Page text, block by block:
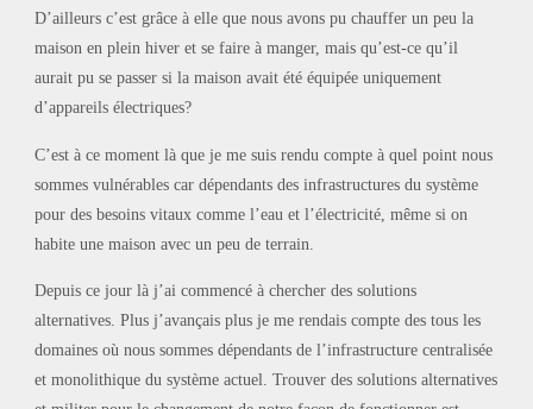
D’ailleurs c’est grâce à elle que nous avons pu chauffer un peu la
maison en plein hiver et se faire à manger, mais qu’est-ce qu’il
aurait pu se passer si la maison avait été équipée uniquement
d’appareils électriques?
C’est à ce moment là que je me suis rendu compte à quel point nous
sommes vulnérables car dépendants des infrastructures du système
pour des besoins vitaux comme l’eau et l’électricité, même si on
habite une maison avec un peu de terrain.
Depuis ce jour là j’ai commencé à chercher des solutions
alternatives. Plus j’avançais plus je me rendais compte des tous les
domaines où nous sommes dépendants de l’infrastructure centralisée
et monolithique du système actuel. Trouver des solutions alternatives